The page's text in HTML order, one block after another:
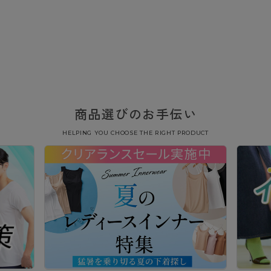
商品選びのお手伝い
HELPING YOU CHOOSE THE RIGHT PRODUCT